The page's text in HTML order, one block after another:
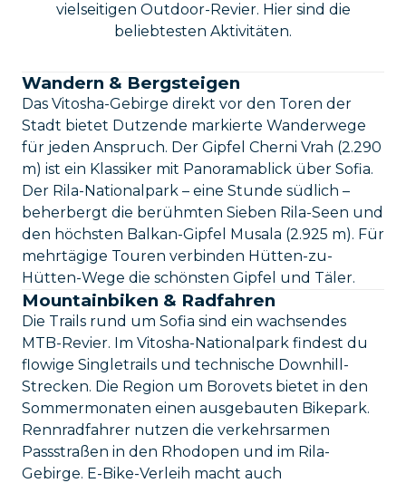
vielseitigen Outdoor-Revier. Hier sind die
beliebtesten Aktivitäten.
Wandern & Bergsteigen
Das Vitosha-Gebirge direkt vor den Toren der
Stadt bietet Dutzende markierte Wanderwege
für jeden Anspruch. Der Gipfel Cherni Vrah (2.290
m) ist ein Klassiker mit Panoramablick über Sofia.
Der Rila-Nationalpark – eine Stunde südlich –
beherbergt die berühmten Sieben Rila-Seen und
den höchsten Balkan-Gipfel Musala (2.925 m). Für
mehrtägige Touren verbinden Hütten-zu-
Hütten-Wege die schönsten Gipfel und Täler.
Mountainbiken & Radfahren
Die Trails rund um Sofia sind ein wachsendes
MTB-Revier. Im Vitosha-Nationalpark findest du
flowige Singletrails und technische Downhill-
Strecken. Die Region um Borovets bietet in den
Sommermonaten einen ausgebauten Bikepark.
Rennradfahrer nutzen die verkehrsarmen
Passstraßen in den Rhodopen und im Rila-
Gebirge. E-Bike-Verleih macht auch